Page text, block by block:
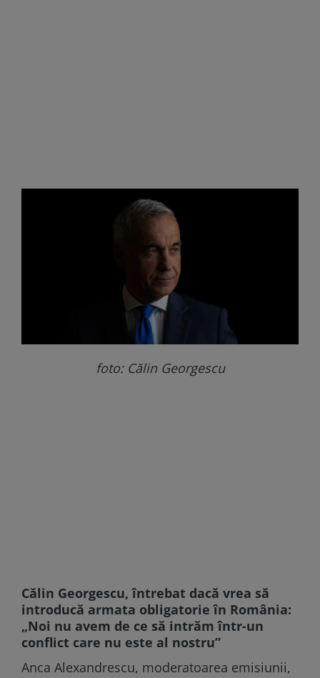
foto: Călin Georgescu
Călin Georgescu, întrebat dacă vrea să
introducă armata obligatorie în România:
„Noi nu avem de ce să intrăm într-un
conflict care nu este al nostru”
Anca Alexandrescu, moderatoarea emisiunii,